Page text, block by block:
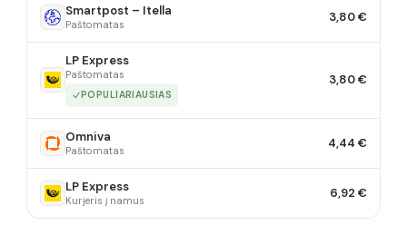
Smartpost – Itella
Paštomatas 3,80 €
LP Express
Paštomatas
POPULIARIAUSIAS
3,80 €
Omniva
Paštomatas 4,44 €
LP Express
Kurjeris į namus 6,92 €